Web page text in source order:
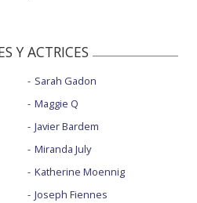
Y ACTRICES
Sarah Gadon
Maggie Q
Javier Bardem
Miranda July
Katherine Moennig
Joseph Fiennes